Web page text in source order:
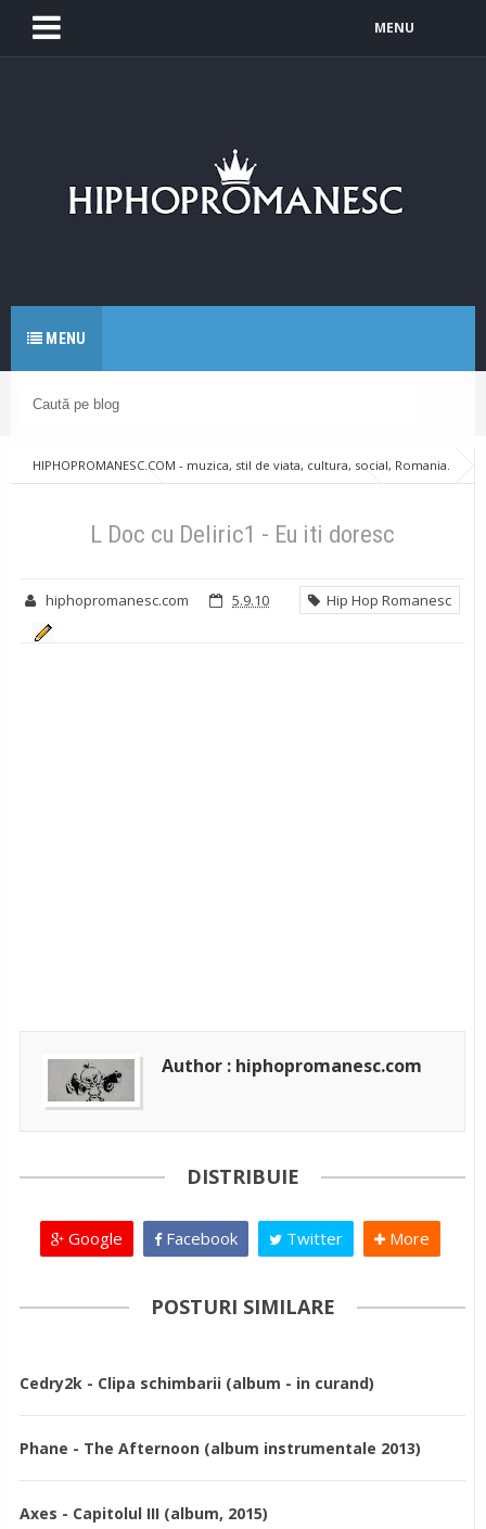
MENU
MENU
HIPHOPROMANESC.COM - muzica, stil de viata, cultura, social, Romania.
Hip Hop Romanesc
L Doc cu Deliric1 - Eu iti doresc
L Doc cu Deliric1 - Eu iti doresc
hiphopromanesc.com 5.9.10 Hip Hop Romanesc
Author : hiphopromanesc.com
DISTRIBUIE
Google Facebook Twitter More
POSTURI SIMILARE
Cedry2k - Clipa schimbarii (album - in curand)
Phane - The Afternoon (album instrumentale 2013)
Axes - Capitolul III (album, 2015)